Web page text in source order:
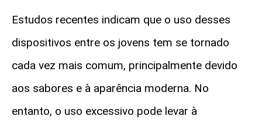
Estudos recentes indicam que o uso desses
dispositivos entre os jovens tem se tornado
cada vez mais comum, principalmente devido
aos sabores e à aparência moderna. No
entanto, o uso excessivo pode levar à